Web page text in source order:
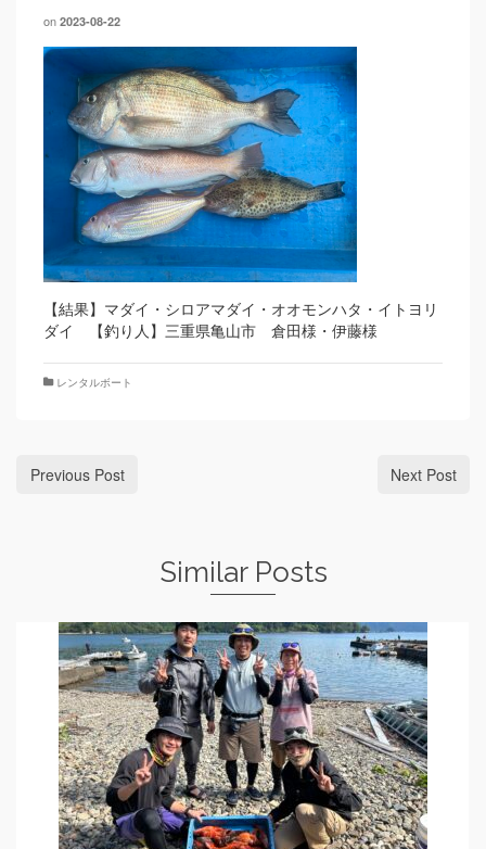
on 2023-08-22
【結果】マダイ・シロアマダイ・オオモンハタ・イトヨリ
ダイ 【釣り人】三重県亀山市 倉田様・伊藤様
レンタルボート
Previous Post Next Post
Similar Posts